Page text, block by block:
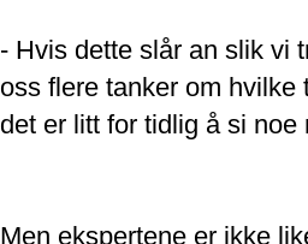
- Hvis dette slår an slik vi
oss flere tanker om
det er litt for tidlig å si
Men ekspertene er ikke